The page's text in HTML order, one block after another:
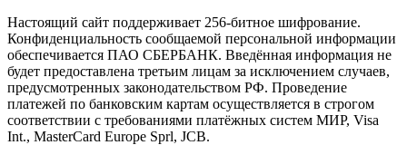
Настоящий сайт поддерживает 256-битное шифрование.
Конфиденциальность сообщаемой персональной информации
обеспечивается ПАО СБЕРБАНК. Введённая информация не
будет предоставлена третьим лицам за исключением случаев,
предусмотренных законодательством РФ. Проведение
платежей по банковским картам осуществляется в строгом
соответствии с требованиями платёжных систем МИР, Visa
Int., MasterCard Europe Sprl, JCB.